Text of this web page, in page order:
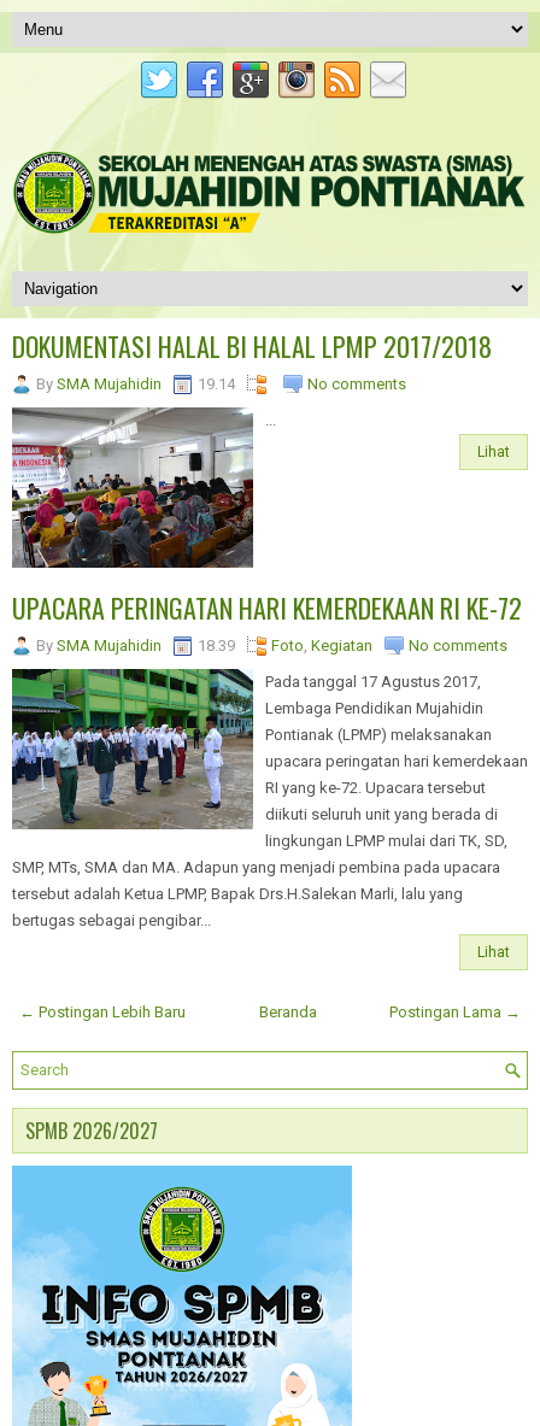
DOKUMENTASI HALAL BI HALAL LPMP 2017/2018
By SMA Mujahidin 19.14
No comments
Lihat
UPACARA PERINGATAN HARI KEMERDEKAAN RI KE-72
By SMA Mujahidin 18.39 Foto Kegiatan
No comments
Pada tanggal 17 Agustus 2017,
Lembaga Pendidikan Mujahidin
Pontianak (LPMP) melaksanakan
upacara peringatan hari kemerdekaan
RI yang ke-72. Upacara tersebut
diikuti seluruh unit yang berada di
lingkungan LPMP mulai dari TK, SD,
SMP, MTs, SMA dan MA. Adapun yang menjadi pembina pada upacara
tersebut adalah Ketua LPMP, Bapak Drs.H.Salekan Marli, lalu yang
bertugas sebagai pengibar...
Lihat
← Postingan Lebih Baru Postingan Lama →
Beranda
SPMB 2026/2027